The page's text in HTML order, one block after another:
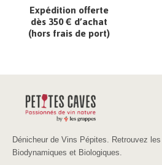
Expédition offerte
dès 350 € d’achat
(hors frais de port)
Dénicheur de Vins Pépites. Retrouvez
Biodynamiques et Biologiques.